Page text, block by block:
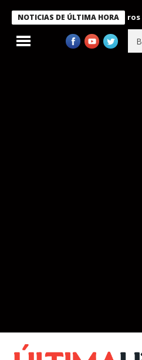
NOTICIAS DE ÚLTIMA HORA
Bukele condecora a miembros de